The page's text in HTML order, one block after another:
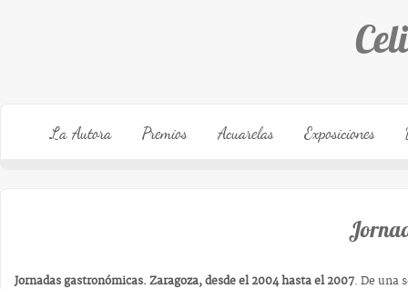
La Autora Premios Acuarelas Exposiciones
Jornadas gastronómicas. Zaragoza, desde el 2004 hasta el 2007. De una